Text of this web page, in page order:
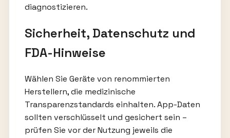
diagnostizieren.
Sicherheit, Datenschutz und
FDA-Hinweise
Wählen Sie Geräte von renommierten
Herstellern, die medizinische
Transparenzstandards einhalten. App-Daten
sollten verschlüsselt und gesichert sein –
prüfen Sie vor der Nutzung jeweils die